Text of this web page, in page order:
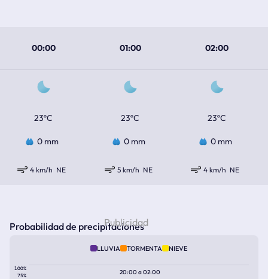
00:00 01:00 02:00
23ºC 23ºC 23ºC
0 mm 0 mm 0 mm
4 km/h NE 5 km/h NE 4 km/h NE
Probabilidad de precipitaciones
LLUVIA TORMENTA NIEVE
100%
75%
20:00a02:00